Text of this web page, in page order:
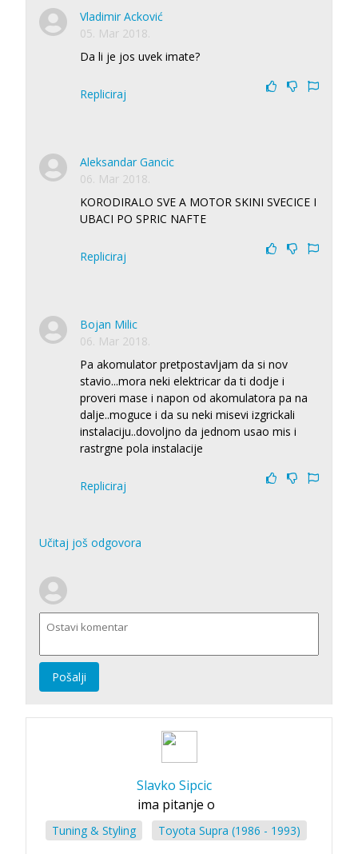
Vladimir Acković
05. Mar 2018.
Da li je jos uvek imate?
Repliciraj
Aleksandar Gancic
06. Mar 2018.
KORODIRALO SVE A MOTOR SKINI SVECICE I
UBACI PO SPRIC NAFTE
Repliciraj
Bojan Milic
06. Mar 2018.
Pa akomulator pretpostavljam da si nov
stavio...mora neki elektricar da ti dodje i
proveri mase i napon od akomulatora pa na
dalje..moguce i da su neki misevi izgrickali
instalaciju..dovoljno da jednom usao mis i
rastrgne pola instalacije
Repliciraj
Učitaj još odgovora
Pošalji
Slavko Sipcic
ima pitanje o
Tuning & Styling Toyota Supra (1986 - 1993)